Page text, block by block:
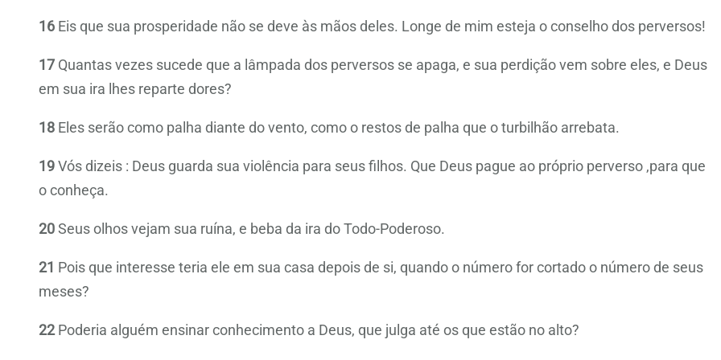
16 Eis que sua prosperidade não se deve às mãos deles. Longe de mim esteja o conselho dos perversos!
17 Quantas vezes sucede que a lâmpada dos perversos se apaga, e sua perdição vem sobre eles, e Deus
em sua ira lhes reparte dores?
18 Eles serão como palha diante do vento, como o restos de palha que o turbilhão arrebata.
19Vós dizeis : Deus guarda sua violência para seus filhos. Que Deus pague ao próprio perverso ,para que
o conheça.
20Seus olhos vejam sua ruína, e beba da ira do Todo-Poderoso.
21 Pois que interesse teria ele em sua casa depois de si, quando o número for cortado o número de seus
meses?
22Poderia alguém ensinar conhecimento a Deus, que julga até os que estão no alto?